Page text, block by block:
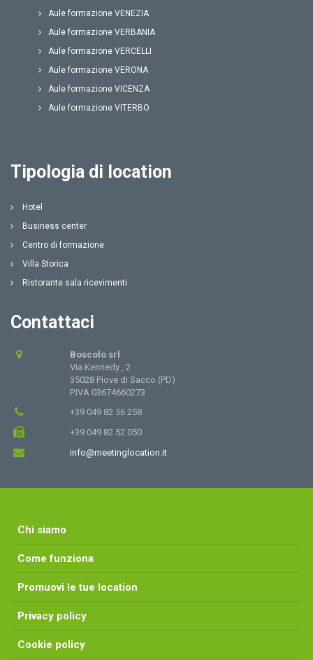
Aule formazione VENEZIA
Aule formazione VERBANIA
Aule formazione VERCELLI
Aule formazione VERONA
Aule formazione VICENZA
Aule formazione VITERBO
Tipologia di location
Hotel
Business center
Centro di formazione
Villa Storica
Ristorante sala ricevimenti
Contattaci
Boscolo srl
Via Kennedy , 2
35028 Piove di Sacco (PD)
P.IVA 03674660273
+39 049 82 56 258
+39 049 82 52 050
info@meetinglocation.it
Chi siamo
Come funziona
Promuovi le tue location
Privacy policy
Cookie policy